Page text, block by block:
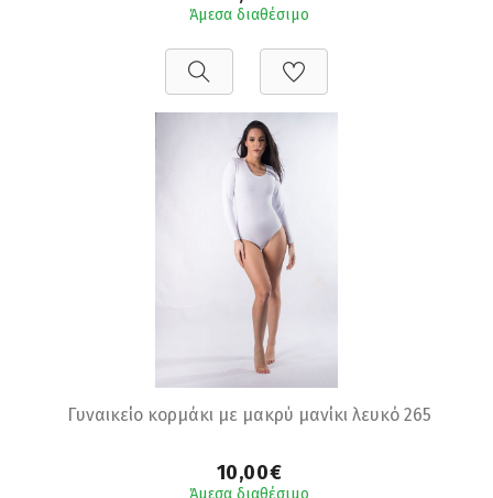
Άμεσα διαθέσιμο
Γυναικείο κορμάκι με μακρύ μανίκι λευκό 265
10,00€
Άμεσα διαθέσιμο